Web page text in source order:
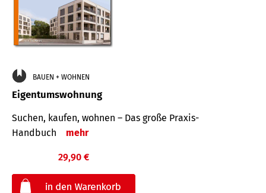
BAUEN + WOHNEN
Eigentumswohnung
Suchen, kaufen, wohnen – Das große Praxis-
Handbuch
mehr
29,90 €